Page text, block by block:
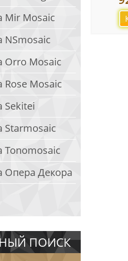
Mir Mosaic
NSmosaic
Orro Mosaic
Rose Mosaic
Sekitei
Starmosaic
Tonomosaic
Опера Декора
ПОИСК